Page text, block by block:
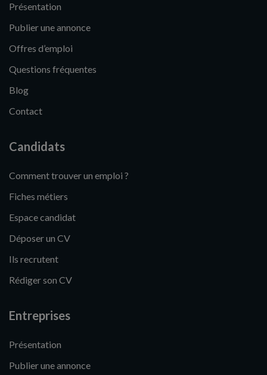
Présentation
Publier une annonce
Offres d’emploi
Questions fréquentes
Blog
Contact
Candidats
Comment trouver un emploi ?
Fiches métiers
Espace candidat
Déposer un CV
Ils recrutent
Rédiger son CV
Entreprises
Présentation
Publier une annonce